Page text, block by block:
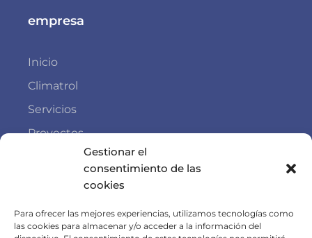
Gestionar el
consentimiento de las
cookies
Para ofrecer las mejores experiencias, utilizamos tecnologías como
las cookies para almacenar y/o acceder a la información del
empresa
Inicio
Climatrol
Servicios
Proyectos
Enlaces de interés